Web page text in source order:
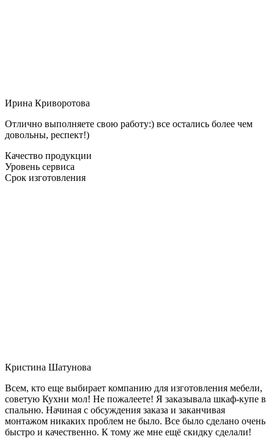
Ирина Криворотова
Отлично выполняете свою работу:) все остались более чем
довольны, респект!)
Качество продукции
Уровень сервиса
Срок изготовления
Кристина Шатунова
Всем, кто еще выбирает компанию для изготовления мебели,
советую Кухни мол! Не пожалеете! Я заказывала шкаф-купе в
спальню. Начиная с обсуждения заказа и заканчивая
монтажом никаких проблем не было. Все было сделано очень
быстро и качественно. К тому же мне ещё скидку сделали!